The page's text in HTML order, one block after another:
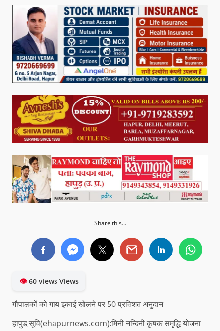
Share this...
👁60 views Views
गौपालकों को गाय इकाई खोलने पर 50 प्रतिशत अनुदान
हापुड,सूवि(ehapurnews.com):मिनी नन्दिनी कृषक समृद्धि योजना